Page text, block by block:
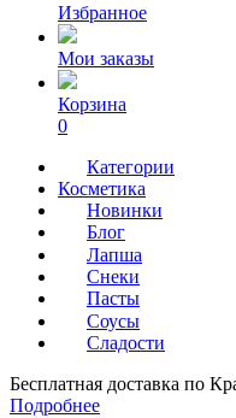
Избранное
Мои заказы
Корзина
0
Категории
Косметика
Новинки
Блог
Лапша
Снеки
Пасты
Соусы
Сладости
Бесплатная доставка по
Подробнее